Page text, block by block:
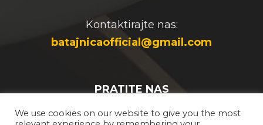
Kontaktirajte nas:
batajnicaofficial@gmail.com
PRATITE NAS
We use cookies on our website to give you the most